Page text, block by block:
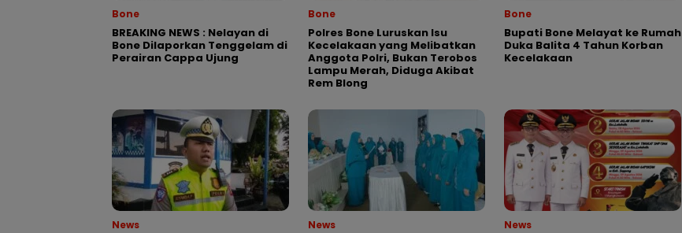
Bone
BREAKING NEWS : Nelayan di
Bone Dilaporkan Tenggelam di
Perairan Cappa Ujung
Bone
Polres Bone Luruskan Isu
Kecelakaan yang Melibatkan
Anggota Polri, Bukan Terobos
Lampu Merah, Diduga Akibat
Rem Blong
Bone
Bupati Bone Melayat ke Rumah
Duka Balita 4 Tahun Korban
Kecelakaan
News News News